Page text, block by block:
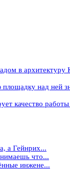
в архитектуру
над ней
качество
а Гейнрих...
что...
инжене...